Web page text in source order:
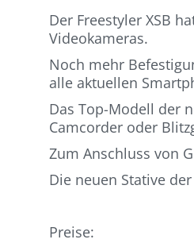
Der Freestyler XSB
Videokameras.
Noch mehr
alle aktuellen
Das Top-Modell der
Camcorder oder
Zum Anschluss von
Die neuen Stative
Preise: